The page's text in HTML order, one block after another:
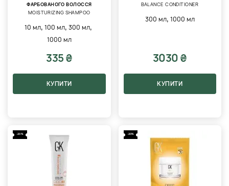
ФАРБОВАНОГО ВОЛОССЯ
MOISTURIZING SHAMPOO
10 мл,100 мл,300 мл,
1000 мл
335 ₴
КУПИТИ
BALANCE CONDITIONER
300 мл, 1000 мл
3030 ₴
КУПИТИ
-20% -20%